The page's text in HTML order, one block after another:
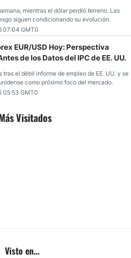
Visitados
mientras el dólar perdió terreno. Las
siguen condicionando su evolución.
07:04 GMT0
EUR/USD Hoy: Perspectiva
de los Datos del IPC de EE. UU.
tras el débil informe de empleo de EE. UU. y se
como próximo foco del mercado.
05:53 GMT0
Visto en...